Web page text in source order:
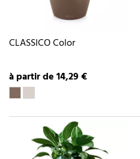
CLASSICO Color
à partir de 14,29 €